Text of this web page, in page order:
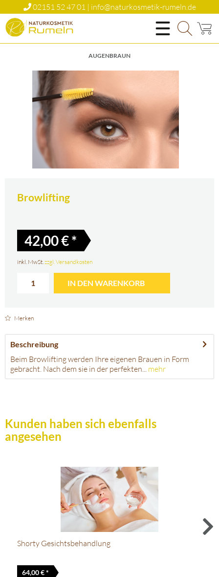
02151 52 47 01 | info@naturkosmetik-rumeln.de
Natürlich Schön
AUGENBRAUN
Browlifting
42,00 € *
inkl. MwSt.zzgl. Versandkosten
IN DEN WARENKORB
Merken
Beschreibung
Beim Browlifting werden Ihre eigenen Brauen in Form
gebracht. Nach dem sie in der perfekten... mehr
Kunden haben sich ebenfalls
angesehen
Shorty Gesichtsbehandlung
64,00 € *